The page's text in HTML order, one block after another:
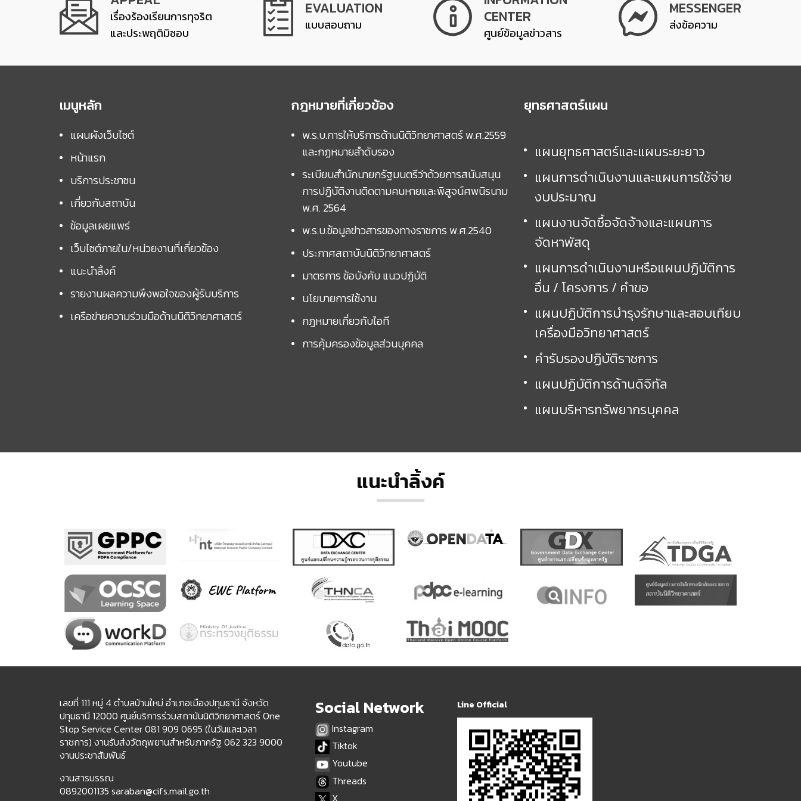
เรื่องร้องเรียนการทุจริต
และประพฤติมิชอบ
EVALUATION
แบบสอบถาม
CENTER
ศูนย์ข้อมูลข่าวสาร
MESSENGER
ส่งข้อความ
เมนูหลัก
แผนผังเว็บไซต์
หน้าแรก
บริการประชาชน
เกี่ยวกับสถาบัน
ข้อมูลเผยแพร่
เว็บไซต์ภายใน/หน่วยงานที่เกี่ยวข้อง
แนะนำลิ้งค์
รายงานผลความพึงพอใจของผู้รับบริการ
เครือข่ายความร่วมมือด้านนิติวิทยาศาสตร์
กฎหมายที่เกี่ยวข้อง
พ.ร.บ.การให้บริการด้านนิติวิทยาศาสตร์ พ.ศ.2559
และกฏหมายลำดับรอง
ระเบียบสำนักนายกรัฐมนตรีว่าด้วยการสนับสนุน
การปฏิบัติงานติดตามคนหายและพิสูจน์ศพนิรนาม
พ.ศ. 2564
พ.ร.บ.ข้อมูลข่าวสารของทางราชการ พ.ศ.2540
ประกาศสถาบันนิติวิทยาศาสตร์
มาตรการ ข้อบังคับ แนวปฏิบัติ
นโยบายการใช้งาน
กฎหมายเกี่ยวกับไอที
การคุ้มครองข้อมูลส่วนบุคคล
ยุทธศาสตร์แผน
แผนยุทธศาสตร์และแผนระยะยาว
แผนการดำเนินงานและแผนการใช้จ่าย
งบประมาณ
แผนงานจัดซื้อจัดจ้างและแผนการ
จัดหาพัสดุ
แผนการดำเนินงานหรือแผนปฏิบัติการ
อื่น / โครงการ / คำขอ
แผนปฏิบัติการบำรุงรักษาและสอบเทียบ
เครื่องมือวิทยาศาสตร์
คำรับรองปฏิบัติราชการ
แผนปฏิบัติการด้านดิจิทัล
แผนบริหารทรัพยากรบุคคล
แนะนำลิ้งค์
เลขที่ 111 หมู่ 4 ตำบลบ้านใหม่ อำเภอเมืองปทุมธานี จังหวัด
ปทุมธานี 12000 ศูนย์บริการร่วมสถาบันนิติวิทยาศาสตร์ One
Stop Service Center 081 909 0695 (ในวันและเวลา
ราชการ) งานรับส่งวัตถุพยานสำหรับภาครัฐ 062 323 9000
งานประชาสัมพันธ์
งานสารบรรณ
0892001135 saraban@cifs.mail.go.th
Social Network
Instagram
Tiktok
Youtube
Threads
X
Line Official